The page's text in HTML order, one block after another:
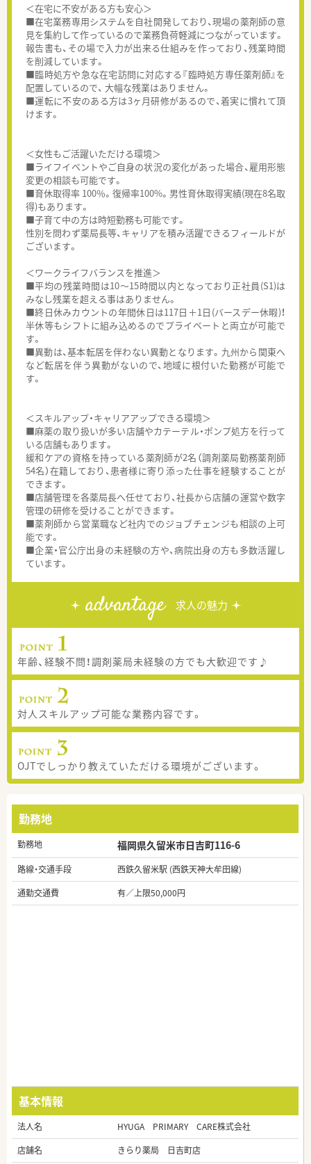
＜在宅に不安がある方も安心＞
■在宅業務専用システムを自社開発しており、現場の薬剤師の意
見を集約して作っているので業務負荷軽減につながっています。
報告書も、その場で入力が出来る仕組みを作っており、残業時間
を削減しています。
■臨時処方や急な在宅訪問に対応する『臨時処方専任薬剤師』を
配置しているので、 大幅な残業はありません。
■運転に不安のある方は3ヶ月研修があるので、着実に慣れて頂
けます。
＜女性もご活躍いただける環境＞
■ライフイベントやご自身の状況の変化があった場合、雇用形態
変更の相談も可能です。
■育休取得率 100％。復帰率100%。男性育休取得実績(現在8名取
得)もあります。
■子育て中の方は時短勤務も可能です。
性別を問わず薬局長等、キャリアを積み活躍できるフィールドが
ございます。
＜ワークライフバランスを推進＞
■平均の残業時間は10～15時間以内となっており正社員(S1)は
みなし残業を超える事はありません。
■終日休みカウントの年間休日は117日＋1日(バースデー休暇)！
半休等もシフトに組み込めるのでプライベートと両立が可能で
す。
■異動は、基本転居を伴わない異動となります。九州から関東へ
など転居を伴う異動がないので、地域に根付いた勤務が可能で
す。
＜スキルアップ・キャリアアップできる環境＞
■麻薬の取り扱いが多い店舗やカテーテル・ポンプ処方を行って
いる店舗もあります。
緩和ケアの資格を持っている薬剤師が2名（調剤薬局勤務薬剤師
54名）在籍しており、患者様に寄り添った仕事を経験することが
できます。
■店舗管理を各薬局長へ任せており、社長から店舗の運営や数字
管理の研修を受けることができます。
■薬剤師から営業職など社内でのジョブチェンジも相談の上可
能です。
■企業・官公庁出身の未経験の方や、病院出身の方も多数活躍し
ています。
advantage 求人の魅力
年齢、経験不問！調剤薬局未経験の方でも大歓迎です♪
対人スキルアップ可能な業務内容です。
OJTでしっかり教えていただける環境がございます。
勤務地
勤務地 福岡県久留米市日吉町116-6
路線・交通手段
西鉄久留米駅 (西鉄天神大牟田線)
通勤交通費
有／上限50,000円
基本情報
法人名
HYUGA PRIMARY CARE株式会社
店舗名
きらり薬局 日吉町店